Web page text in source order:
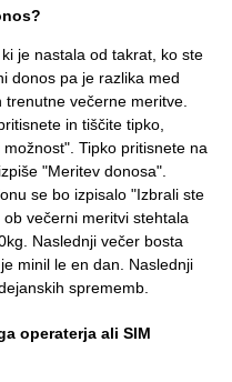
je nastala od takrat, ko ste
donos pa je razlika med
večerne meritve.
in tiščite tipko,
Tipko pritisnete na
"Meritev donosa".
se bo izpisalo "Izbrali ste
večerni meritvi stehtala
Naslednji večer bosta
minil le en dan. Naslednji
sprememb.
operaterja ali SIM